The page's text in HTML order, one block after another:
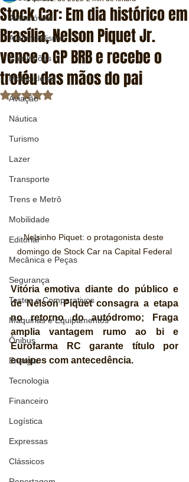
Automóveis
Automobilismo
Caminhões
Motocicletas
Aviação
Náutica
Turismo
Lazer
Transporte
Trens e Metrô
Mobilidade
Editorial
Mecânica e Peças
Segurança
Testes e Comparativos
Máquinas e Equipamentos
Ônibus
Energia
Tecnologia
Financeiro
Logística
Expressas
Clássicos
Stock Car: Em dia histórico em
Brasília, Nelson Piquet Jr.
vence o GP BRB e recebe o
troféu das mãos do pai
Avaliado com NaN de 5 estrelas.
Nelsinho Piquet: o protagonista deste
domingo de Stock Car na Capital Federal
Vitória emotiva diante do público e
de Nelson Piquet consagra a etapa
no retorno do autódromo; Fraga
amplia vantagem rumo ao bi e
Eurofarma RC garante título por
equipes com antecedência.